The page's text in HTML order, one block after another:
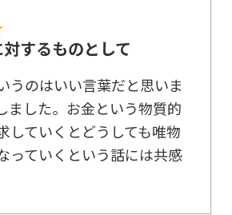
するものとして
うのはいい言葉だと思いま
ました。お金という物質的
していくとどうしても唯物
っていくという話には共感